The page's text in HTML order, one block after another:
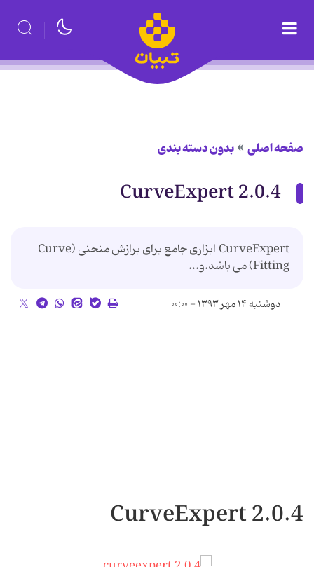
صفحه اصلی بدون دسته بندی
2.0.4 CurveExpert
CurveExpert ابزاری جامع برای برازش منحنی (Curve
Fitting) می باشد.و...
دوشنبه ۱۴ مهر ۱۳۹۳ - ۰۰:۰۰
2.0.4 CurveExpert